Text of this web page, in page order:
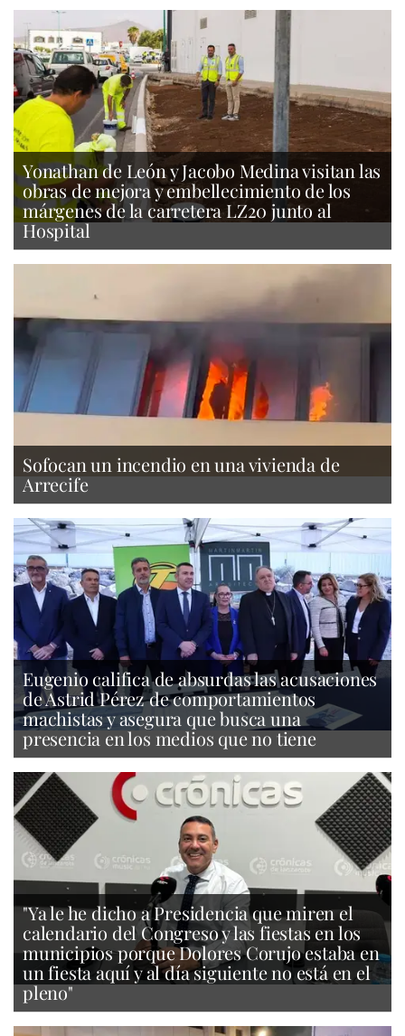
Yonathan de León y Jacobo Medina visitan las
obras de mejora y embellecimiento de los
márgenes de la carretera LZ20 junto al
Hospital
Sofocan un incendio en una vivienda de
Arrecife
Eugenio califica de absurdas las acusaciones
de Astrid Pérez de comportamientos
machistas y asegura que busca una
presencia en los medios que no tiene
"Ya le he dicho a Presidencia que miren el
calendario del Congreso y las fiestas en los
municipios porque Dolores Corujo estaba en
un fiesta aquí y al día siguiente no está en el
pleno"